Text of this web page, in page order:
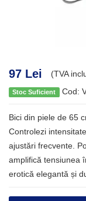
97 Lei (TVA
Stoc Suficient Cod:
Bici din piele de 65
Controlezi
ajustări frecvente.
amplifică tensiunea
erotică elegantă și